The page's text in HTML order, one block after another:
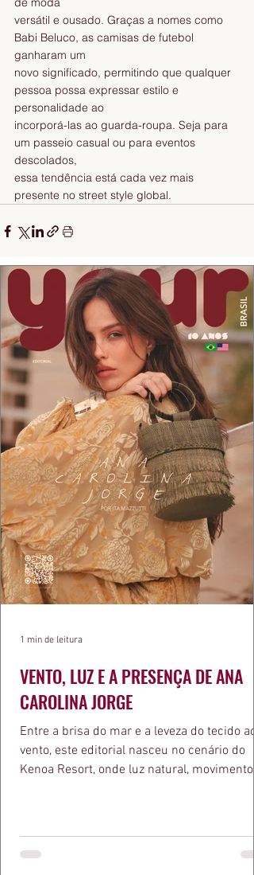
versátil e ousado. Graças a nomes como
Babi Beluco, as camisas de futebol
ganharam um
novo significado, permitindo que qualquer
pessoa possa expressar estilo e
personalidade ao
incorporá-las ao guarda-roupa. Seja para
um passeio casual ou para eventos
descolados,
essa tendência está cada vez mais
presente no street style global.
VENTO, LUZ E A PRESENÇA DE ANA
CAROLINA JORGE
Entre a brisa do mar e a leveza do tecido ao
vento, este editorial nasceu no cenário do
Kenoa Resort, onde luz natural, movimento e
bolsa da Malu Pires, em uma composição
1 min de leitura